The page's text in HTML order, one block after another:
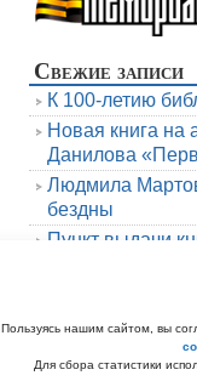
Пользуясь нашим сайтом, вы
Для сбора статистики
Свежие записи
К 100-летию
Новая книга на
Данилова
Людмила
бездны
Пункт выдачи
Архивы
Архивы